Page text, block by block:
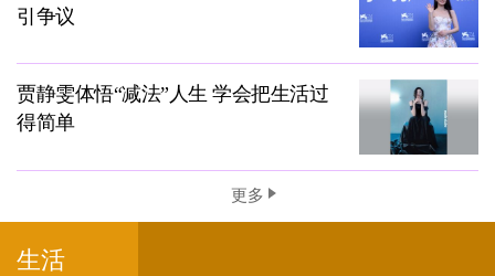
引争议
贾静雯体悟“减法”人生 学会把生活过
得简单
更多
生活